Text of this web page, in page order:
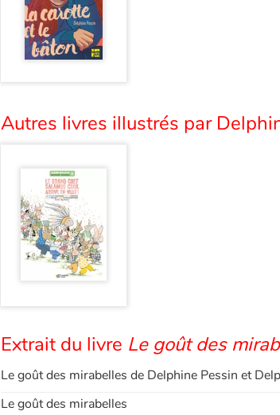
Autres livres illustrés par
Extrait du livre Le goût des
Le goût des mirabelles de Delphine Pessin et
Le goût des mirabelles